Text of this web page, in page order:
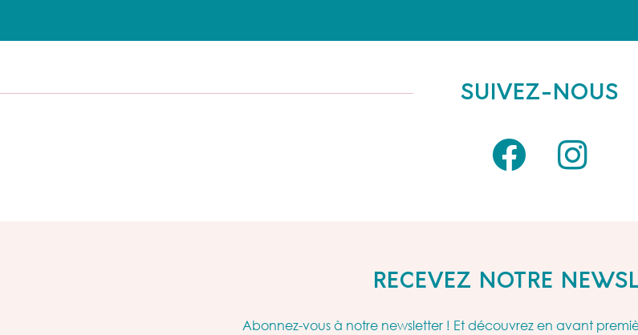
SUIVEZ-NOUS
RECEVEZ NOTRE
Abonnez-vous à notre newsletter ! Et découvrez en avant